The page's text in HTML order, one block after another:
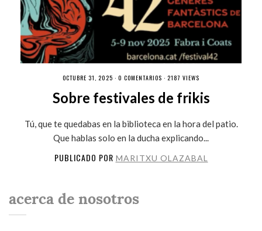
OCTUBRE 31, 2025 · 0 COMENTARIOS · 2187 VIEWS
Sobre festivales de frikis
Tú, que te quedabas en la biblioteca en la hora del patio.
Que hablas solo en la ducha explicando...
PUBLICADO POR MARITXU OLAZABAL
acerca de nosotros